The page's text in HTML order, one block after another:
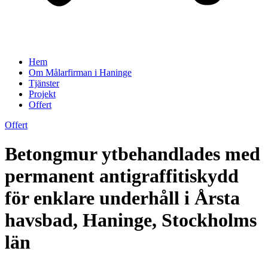
Hem
Om Målarfirman i Haninge
Tjänster
Projekt
Offert
Offert
Betongmur ytbehandlades med
permanent antigraffitiskydd
för enklare underhåll i Årsta
havsbad, Haninge, Stockholms
län